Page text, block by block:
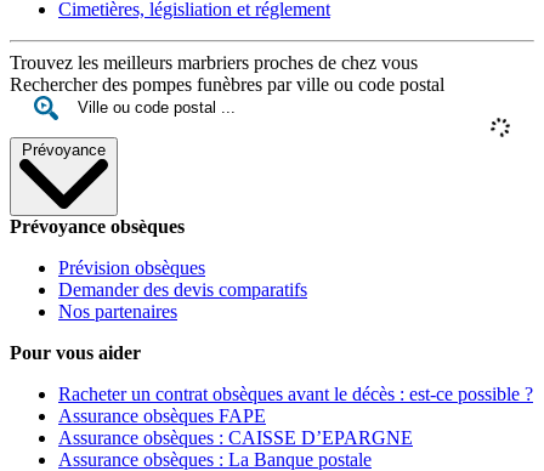
Cimetières, législiation et réglement
Trouvez les meilleurs marbriers proches de chez vous
Rechercher des pompes funèbres par ville ou code postal
Prévoyance
Prévoyance obsèques
Prévision obsèques
Demander des devis comparatifs
Nos partenaires
Pour vous aider
Racheter un contrat obsèques avant le décès : est-ce possible ?
Assurance obsèques FAPE
Assurance obsèques : CAISSE D’EPARGNE
Assurance obsèques : La Banque postale